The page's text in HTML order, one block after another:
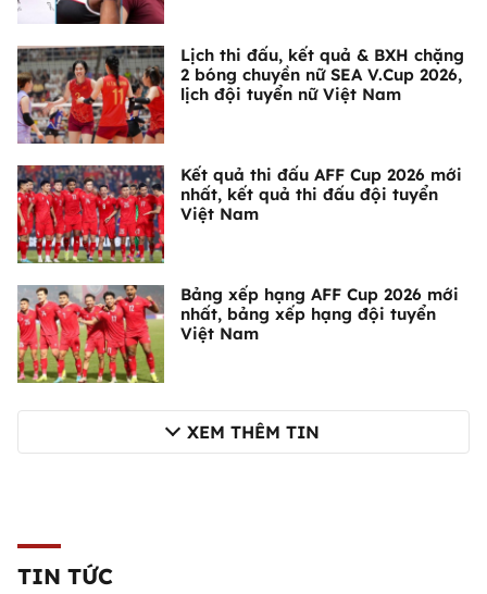
Lịch thi đấu, kết quả & BXH chặng
2 bóng chuyền nữ SEA V.Cup 2026,
lịch đội tuyển nữ Việt Nam
Kết quả thi đấu AFF Cup 2026 mới
nhất, kết quả thi đấu đội tuyển
Việt Nam
Bảng xếp hạng AFF Cup 2026 mới
nhất, bảng xếp hạng đội tuyển
Việt Nam
XEM THÊM TIN
TIN TỨC